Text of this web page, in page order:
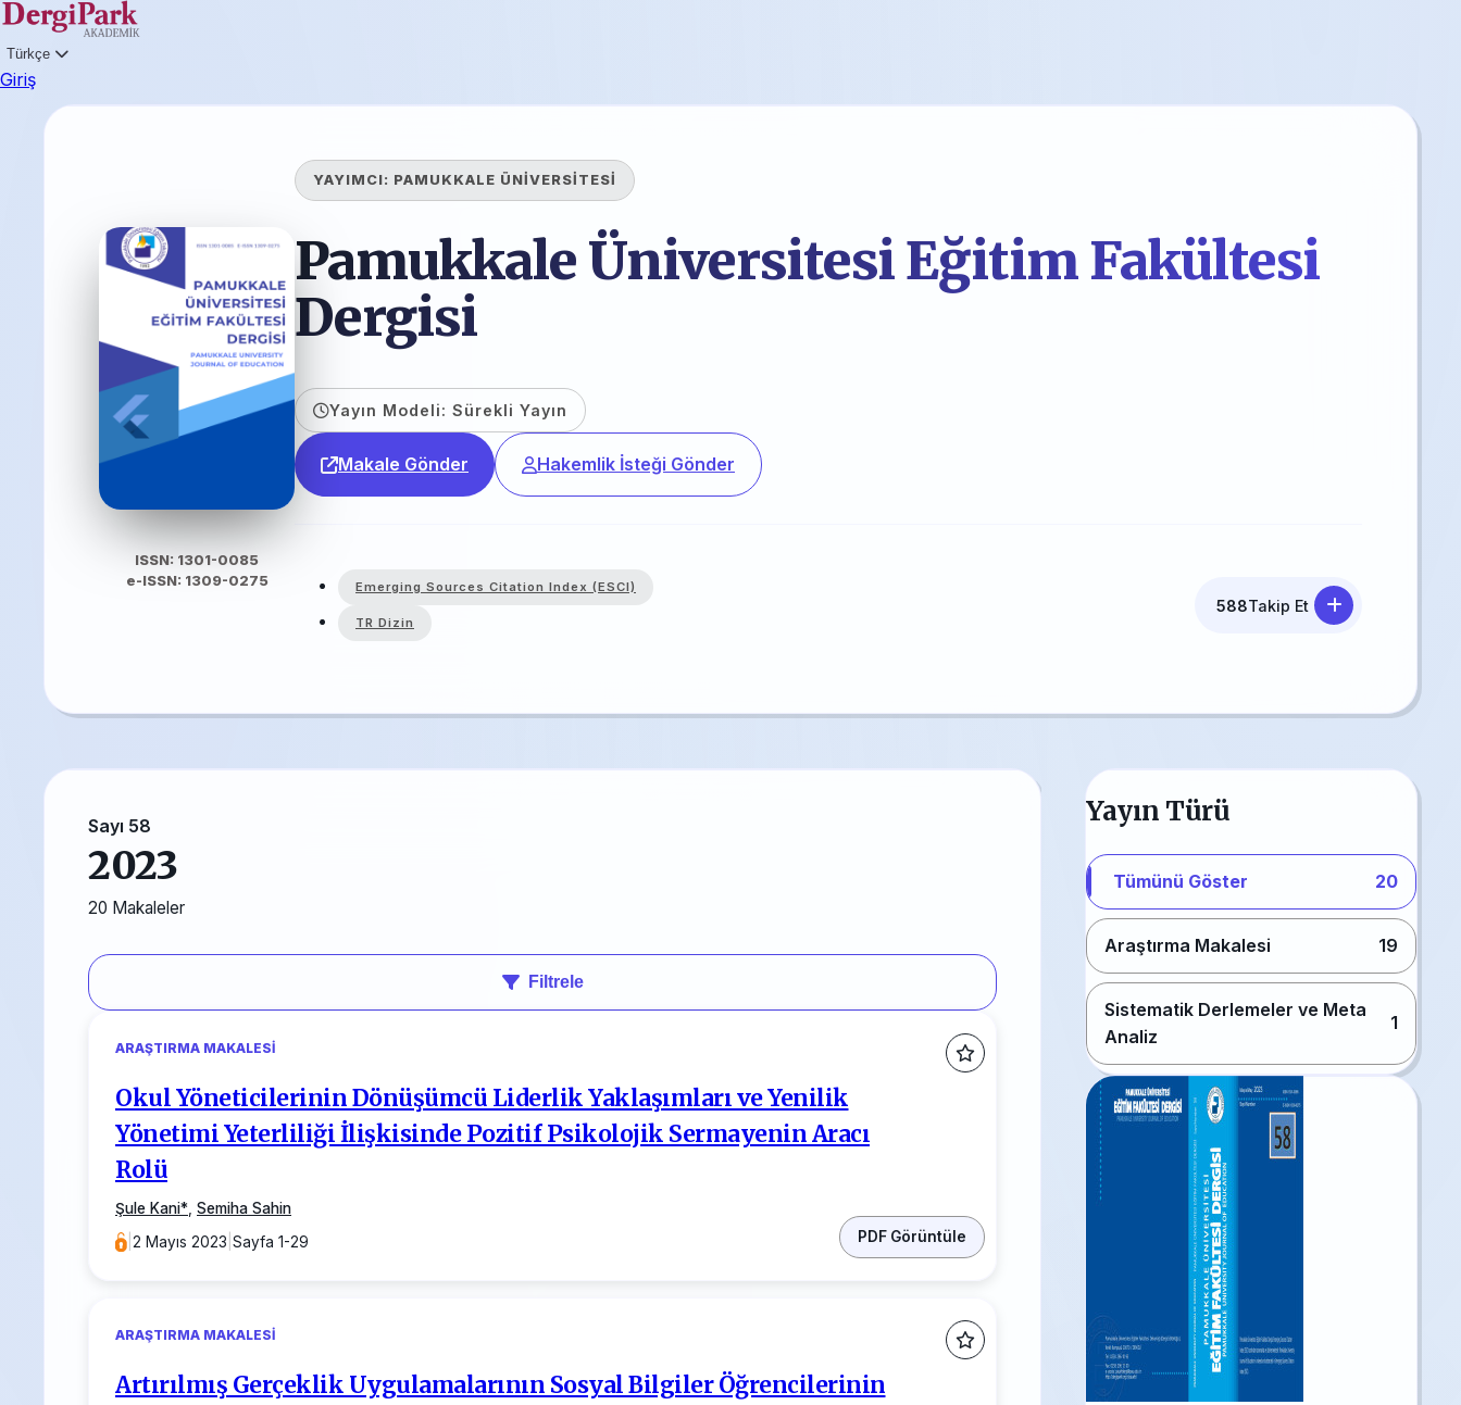
Türkçe
Giriş
ISSN: 1301-0085
e-ISSN: 1309-0275
YAYIMCI: PAMUKKALE ÜNİVERSİTESİ
Pamukkale Üniversitesi Eğitim Fakültesi
Dergisi
Yayın Modeli: Sürekli Yayın
Makale Gönder Hakemlik İsteği Gönder
Emerging Sources Citation Index (ESCI)
TR Dizin
588Takip Et
Sayı 58
2023
20 Makaleler
Filtrele
ARAŞTIRMA MAKALESI
Okul Yöneticilerinin Dönüşümcü Liderlik Yaklaşımları ve Yenilik
Yönetimi Yeterliliği İlişkisinde Pozitif Psikolojik Sermayenin Aracı
Rolü
Şule Kani* Semiha Sahin
2 Mayıs 2023 |Sayfa 1-29 PDF Görüntüle
ARAŞTIRMA MAKALESI
Artırılmış Gerçeklik Uygulamalarının Sosyal Bilgiler Öğrencilerinin
Yayın Türü
Tümünü Göster 20
Araştırma Makalesi 19
Sistematik Derlemeler ve Meta
Analiz
1